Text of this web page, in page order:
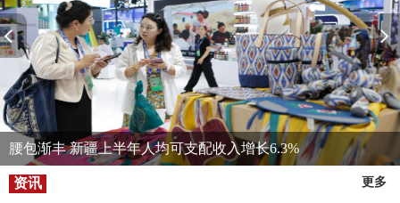
腰包渐丰 新疆上半年人均可支配收入增长6.3%
资讯 更多